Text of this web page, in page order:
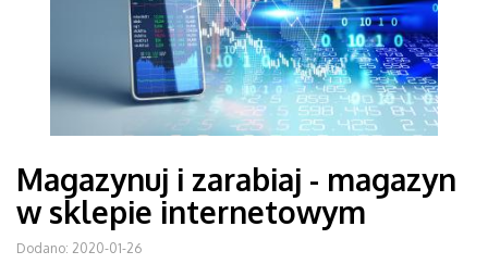
Magazynuj i zarabiaj - magazyn
w sklepie internetowym
Dodano: 2020-01-26